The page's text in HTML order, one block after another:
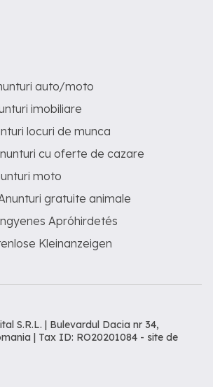
auto/moto
imobiliare
locuri de munca
cu oferte de cazare
moto
gratuite animale
Apróhirdetés
Kleinanzeigen
S.R.L. | Bulevardul Dacia nr 34,
| Tax ID: RO20201084 - site de